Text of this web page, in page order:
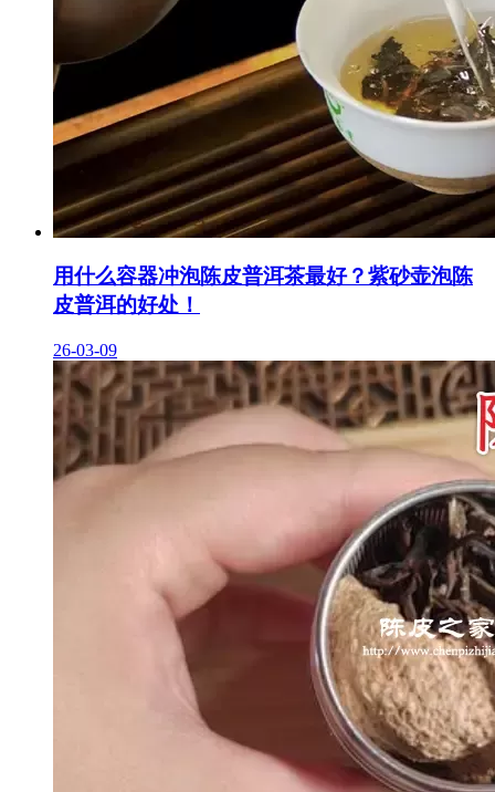
用什么容器冲泡陈皮普洱茶最好？紫砂壶泡陈
皮普洱的好处！
26-03-09